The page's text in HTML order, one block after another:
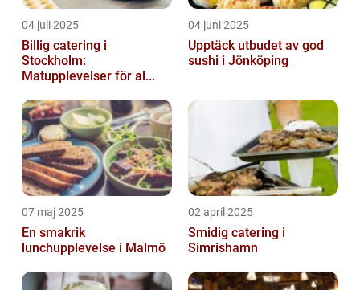
04 juli 2025
Billig catering i
Stockholm:
Matupplevelser för al...
04 juni 2025
Upptäck utbudet av god
sushi i Jönköping
07 maj 2025
En smakrik
lunchupplevelse i Malmö
02 april 2025
Smidig catering i
Simrishamn